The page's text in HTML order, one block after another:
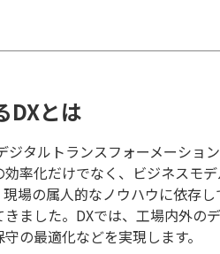
DXとは
ジタルトランスフォーメーショ
率化だけでなく、ビジネスモ
場の属人的なノウハウに依存
ました。DXでは、工場内外の
の最適化などを実現します。